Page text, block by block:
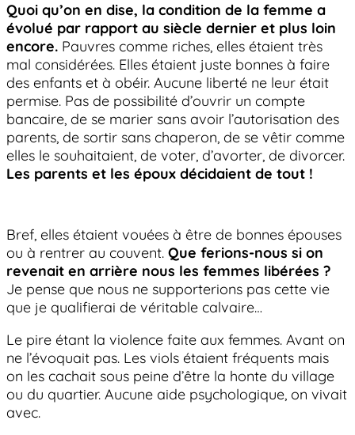
Quoi qu’on en dise, la condition de la femme a
évolué par rapport au siècle dernier et plus loin
encore. Pauvres comme riches, elles étaient très
mal considérées. Elles étaient juste bonnes à faire
des enfants et à obéir. Aucune liberté ne leur était
permise. Pas de possibilité d’ouvrir un compte
bancaire, de se marier sans avoir l’autorisation des
parents, de sortir sans chaperon, de se vêtir comme
elles le souhaitaient, de voter, d’avorter, de divorcer.
Les parents et les époux décidaient de tout !
Bref, elles étaient vouées à être de bonnes épouses
ou à rentrer au couvent. Que ferions-nous si on
revenait en arrière nous les femmes libérées ?
Je pense que nous ne supporterions pas cette vie
que je qualifierai de véritable calvaire…
Le pire étant la violence faite aux femmes. Avant on
ne l’évoquait pas. Les viols étaient fréquents mais
on les cachait sous peine d’être la honte du village
ou du quartier. Aucune aide psychologique, on vivait
avec.